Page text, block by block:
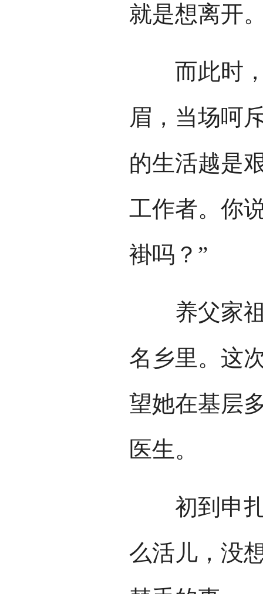
就是想离开
而此时，
眉，当场呵
的生活越是
工作者。你
褂吗？”
养父家祖
名乡里。这
望她在基层
医生。
初到申扎
么活儿，没